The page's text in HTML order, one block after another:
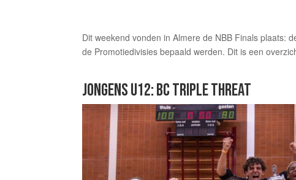
Dit weekend vonden in Almere de NBB Finals plaats:
de Promotiedivisies bepaald werden. Dit is een
JONGENS U12: BC TRIPLE THREAT